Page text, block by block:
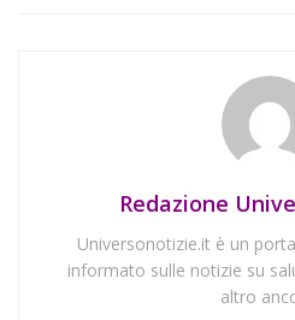
Redazione
Universonotizie.it è un
informato sulle notizie su
altro